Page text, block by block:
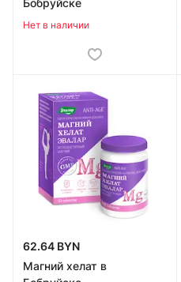
Нет в наличии
62.64 BYN
Магний хелат в